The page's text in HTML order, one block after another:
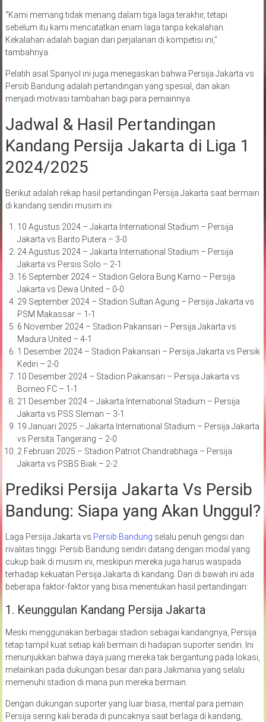
“Kami memang tidak menang dalam tiga laga terakhir, tetapi
sebelum itu kami mencatatkan enam laga tanpa kekalahan.
Kekalahan adalah bagian dari perjalanan di kompetisi ini,”
tambahnya.
Pelatih asal Spanyol ini juga menegaskan bahwa Persija Jakarta vs
Persib Bandung adalah pertandingan yang spesial, dan akan
menjadi motivasi tambahan bagi para pemainnya.
Jadwal & Hasil Pertandingan
Kandang Persija Jakarta di Liga 1
2024/2025
Berikut adalah rekap hasil pertandingan Persija Jakarta saat bermain
di kandang sendiri musim ini:
10 Agustus 2024 – Jakarta International Stadium – Persija
Jakarta vs Barito Putera – 3-0
24 Agustus 2024 – Jakarta International Stadium – Persija
Jakarta vs Persis Solo – 2-1
16 September 2024 – Stadion Gelora Bung Karno – Persija
Jakarta vs Dewa United – 0-0
29 September 2024 – Stadion Sultan Agung – Persija Jakarta vs
PSM Makassar – 1-1
6 November 2024 – Stadion Pakansari – Persija Jakarta vs
Madura United – 4-1
1 Desember 2024 – Stadion Pakansari – Persija Jakarta vs Persik
Kediri – 2-0
10 Desember 2024 – Stadion Pakansari – Persija Jakarta vs
Borneo FC – 1-1
21 Desember 2024 – Jakarta International Stadium – Persija
Jakarta vs PSS Sleman – 3-1
19 Januari 2025 – Jakarta International Stadium – Persija Jakarta
vs Persita Tangerang – 2-0
2 Februari 2025 – Stadion Patriot Chandrabhaga – Persija
Jakarta vs PSBS Biak – 2-2
Prediksi Persija Jakarta Vs Persib
Bandung: Siapa yang Akan Unggul?
Laga Persija Jakarta vs Persib Bandung selalu penuh gengsi dan
rivalitas tinggi. Persib Bandung sendiri datang dengan modal yang
cukup baik di musim ini, meskipun mereka juga harus waspada
terhadap kekuatan Persija Jakarta di kandang. Dan di bawah ini ada
beberapa faktor-faktor yang bisa menentukan hasil pertandingan:
1. Keunggulan Kandang Persija Jakarta
Meski menggunakan berbagai stadion sebagai kandangnya, Persija
tetap tampil kuat setiap kali bermain di hadapan suporter sendiri. Ini
menunjukkan bahwa daya juang mereka tak bergantung pada lokasi,
melainkan pada dukungan besar dari para Jakmania yang selalu
memenuhi stadion di mana pun mereka bermain.
Dengan dukungan suporter yang luar biasa, mental para pemain
Persija sering kali berada di puncaknya saat berlaga di kandang,